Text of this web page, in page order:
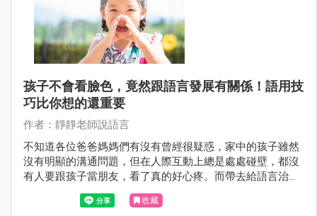
孩子不會看臉色，竟然跟語言發展有關係！語用技
巧比你想的還重要
作者：靜靜老師說語言
不知道各位爸爸媽媽們有沒有曾經很疑惑，家中的孩子雖然
沒有明顯的溝通問題，但在人際互動上總是處處碰壁，都沒
有人要跟孩子當朋友，看了真的好心疼。而帶去給語言治療
師看，語言治療師卻說孩子在評估測驗中都顯示通過標準，
不需要上課，但.....真的是這樣嗎？
收藏